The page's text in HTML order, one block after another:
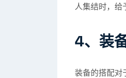
人集结时，给
4、装
装备的搭配对